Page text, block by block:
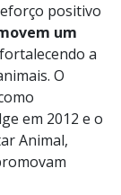
positivo
um
fortalecendo a
O
em 2012 e o
Animal,